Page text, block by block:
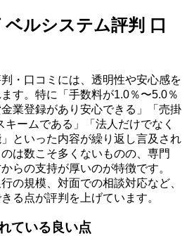
ルシステム評判 口
・口コミには、透明性や安心感を
す。特に「手数料が1.0％〜5.0％
業登録があり安心できる」「売掛
ームである」「法人だけでなく
といった内容が繰り返し言及され
は数こそ多くないものの、専門
らの支持が厚いのが特徴です。
の規模、対面での相談対応など、
る点が評判を上げています。
ている良い点